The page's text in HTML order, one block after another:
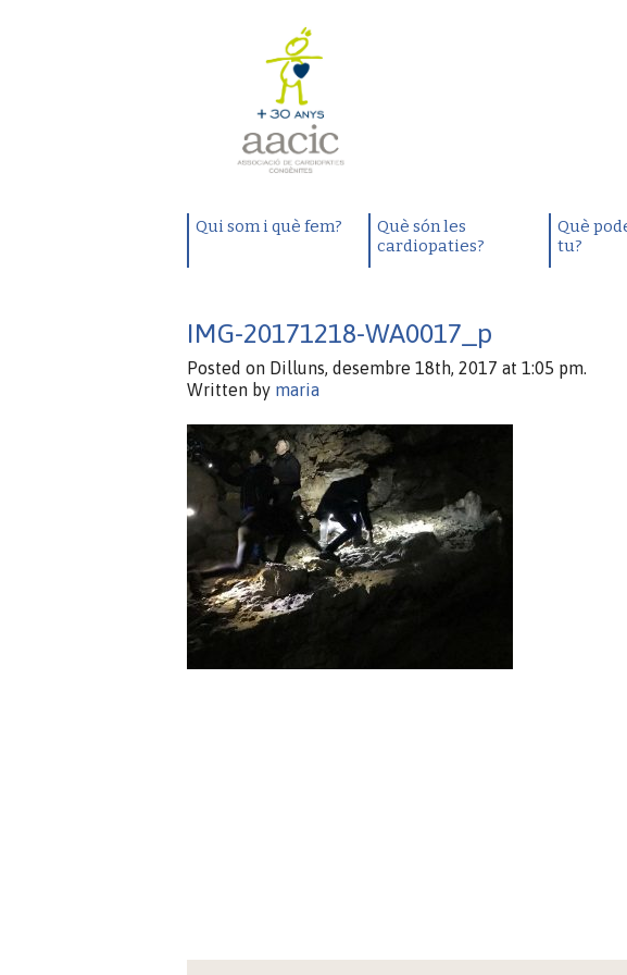
Qui som i què fem?
Què són les
cardiopaties?
Què
tu?
IMG-20171218-WA0017_p
Posted on Dilluns, desembre 18th, 2017 at 1:05 pm.
Written by maria